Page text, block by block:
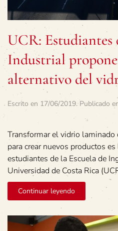
UCR: Estudiantes
Industrial
alternativo del
Escrito en 17/06/2019. Publicado
Transformar el vidrio
para crear nuevos productos
estudiantes de la Escuela de
Universidad de Costa Rica
Continuar leyendo